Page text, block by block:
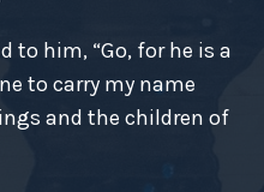
to him, “Go, for he is a
to carry my name
and the children of